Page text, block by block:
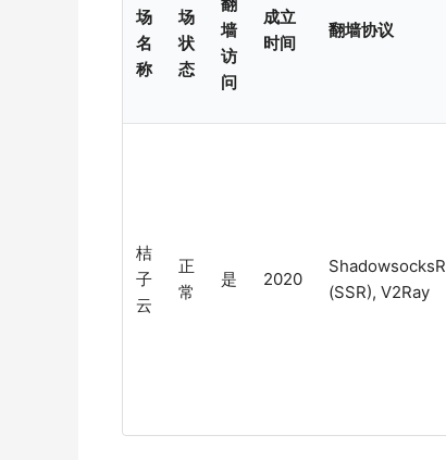
场
名
称
场
状
态
墙
访
问
成立
时间
翻墙协议
桔
子
云
正
常
是 2020
ShadowsocksR
(SSR), V2Ray